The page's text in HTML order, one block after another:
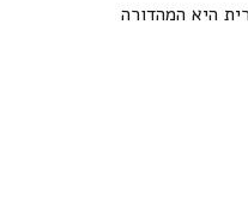
היא המהדורה